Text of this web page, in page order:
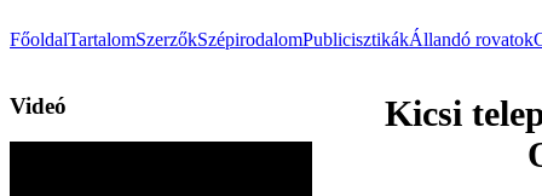
FőoldalTartalomSzerzőkSzépirodalomPublicisztikákÁllandó rovatok
Videó
Kicsi